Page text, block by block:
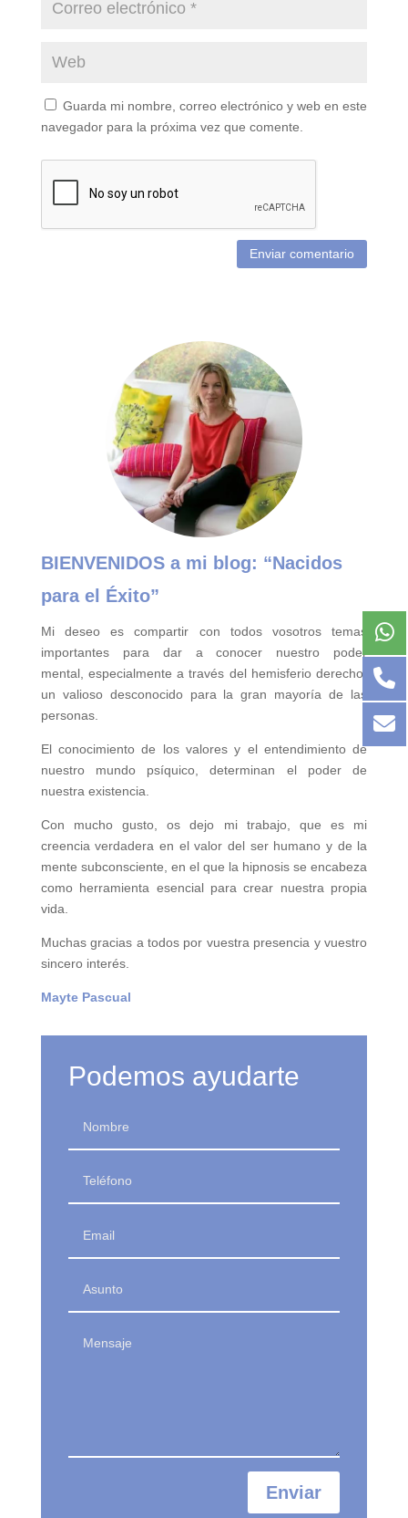
Guarda mi nombre, correo electrónico y web en este
navegador para la próxima vez que comente.
Enviar comentario
BIENVENIDOS a mi blog: “Nacidos
para el Éxito”
Mi deseo es compartir con todos vosotros temas
importantes para
dar a conocer nuestro poder
mental, especialmente a través del hemisferio derecho,
un valioso desconocido para la gran mayoría de las
personas.
El conocimiento de los valores y el entendimiento de
nuestro mundo psíquico, determinan el poder de
nuestra existencia.
Con mucho gusto, os dejo mi trabajo, que es mi
creencia verdadera en el valor del ser humano y de la
mente subconsciente, en el que la hipnosis se encabeza
como herramienta esencial para crear nuestra propia
vida.
Muchas gracias a todos por vuestra presencia y vuestro
sincero interés.
Mayte Pascual
Podemos ayudarte
Enviar